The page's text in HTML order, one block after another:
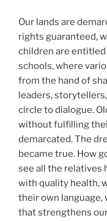
Our lands are
rights guaranteed,
children are
schools, where
from the hand of
leaders,
circle to dialogue.
without fulfilling
demarcated. The
became true. How
see all the relatives
with quality health,
their own language,
that strengthens